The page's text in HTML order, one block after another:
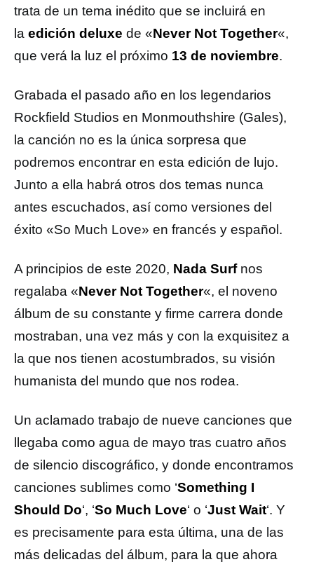
trata de un tema inédito que se incluirá en
la edición deluxe de «Never Not Together«,
que verá la luz el próximo 13 de noviembre.
Grabada el pasado año en los legendarios
Rockfield Studios en Monmouthshire (Gales),
la canción no es la única sorpresa que
podremos encontrar en esta edición de lujo.
Junto a ella habrá otros dos temas nunca
antes escuchados, así como versiones del
éxito «So Much Love» en francés y español.
A principios de este 2020, Nada Surf nos
regalaba «Never Not Together«, el noveno
álbum de su constante y firme carrera donde
mostraban, una vez más y con la exquisitez a
la que nos tienen acostumbrados, su visión
humanista del mundo que nos rodea.
Un aclamado trabajo de nueve canciones que
llegaba como agua de mayo tras cuatro años
de silencio discográfico, y donde encontramos
canciones sublimes como ‘Something I
Should Do‘, ‘So Much Love‘ o ‘Just Wait‘. Y
es precisamente para esta última, una de las
más delicadas del álbum, para la que ahora